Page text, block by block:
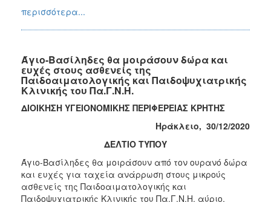
περισσότερα...
Άγιο-Βασίληδες θα μοιράσουν δώρα και
ευχές στους ασθενείς της
Παιδοαιματολογικής και Παιδοψυχιατρικής
Κλινικής του Πα.Γ.Ν.Η.
ΔΙΟΙΚΗΣΗ ΥΓΕΙΟΝΟΜΙΚΗΣ ΠΕΡΙΦΕΡΕΙΑΣ ΚΡΗΤΗΣ
Ηράκλειο, 30/12/2020
ΔΕΛΤΙΟ ΤΥΠΟΥ
Άγιο-Βασίληδες θα μοιράσουν από τον ουρανό δώρα
και ευχές για ταχεία ανάρρωση στους μικρούς
ασθενείς της Παιδοαιματολογικής και
Παιδοψυχιατρικής Κλινικής του Πα.Γ.Ν.Η. αύριο,